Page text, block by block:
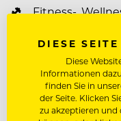
Fitness-,
Konsumation,
Parkplatz
Ski/
DIESE
Diese
Informationen
finden Sie in
der Seite. Klicken
zu akzeptieren und